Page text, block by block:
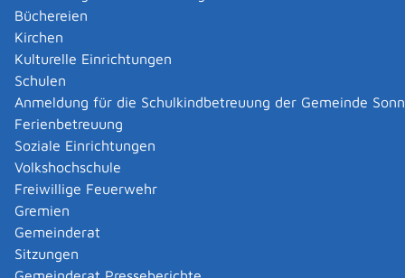
Büchereien
Kirchen
Kulturelle Einrichtungen
Schulen
Anmeldung für die Schulkindbetreuung der Gemeinde
Ferienbetreuung
Soziale Einrichtungen
Volkshochschule
Freiwillige Feuerwehr
Gremien
Gemeinderat
Sitzungen